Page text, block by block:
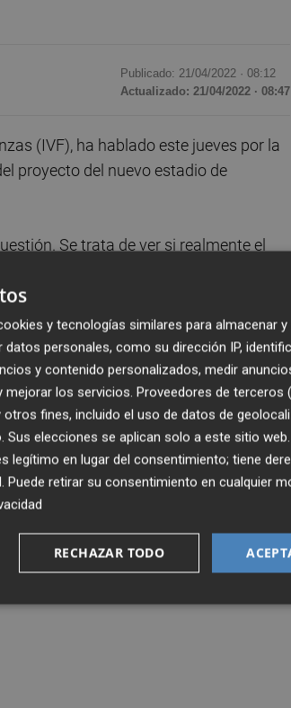
Publicado: 21/04/2022 · 08:12
Actualizado: 21/04/2022 · 08:47
(IVF), ha hablado este jueves por la
proyecto del nuevo estadio de
Se trata de ver si realmente el
para poder acometer la obra, esto
si hay financiación suficiente
y los documentos no dejan bien
si es al revés también lo diremos. Aquí
manera discreta y directamente a
tomará la decisión adecuada; poco
Illueca.
muy buenas fechas porque hay mucha
el informe listo".
y tecnologías similares para almacenar y
personales, como su dirección IP,
y contenido personalizados, medir
mejorar los servicios. Proveedores de terceros
fines, incluido el uso de datos de
elecciones se aplican solo a este sitio
legítimo en lugar del consentimiento; tiene
. Puede retirar su consentimiento en cualquier
RECHAZAR TODO